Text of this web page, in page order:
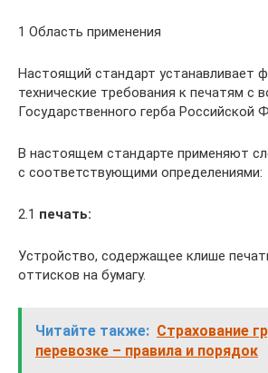
1 Область применения
Настоящий стандарт устанавливает
технические требования к печатям с
Государственного герба Российской
В настоящем стандарте применяют
с соответствующими определениями:
2.1 печать:
Устройство, содержащее клише
оттисков на бумагу.
Читайте также: Страхование
перевозке – правила и порядок